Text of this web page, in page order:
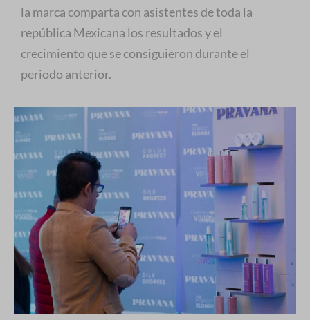
la marca comparta con asistentes de toda la
república Mexicana los resultados y el
crecimiento que se consiguieron durante el
periodo anterior.